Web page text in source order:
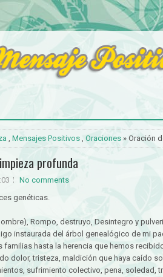
, Mensajes Positivos , Oraciones » Oración
profunda
No comments
genéticas.
Rompo, destruyo, Desintegro y
instaurada del árbol genealógico de mi
familias hasta la herencia que hemos
dolor, tristeza, maldición que haya caído
sufrimiento colectivo, pena, soledad,